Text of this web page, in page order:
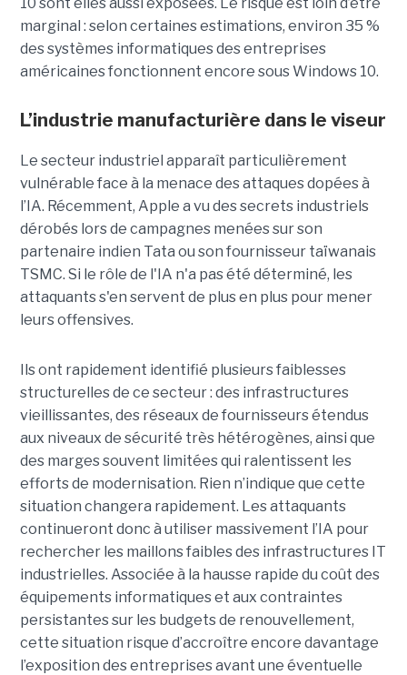
marginal : selon certaines estimations, environ 35 %
des systèmes informatiques des entreprises
américaines fonctionnent encore sous Windows 10.
L’industrie manufacturière dans le viseur
Le secteur industriel apparaît particulièrement
vulnérable face à la menace des attaques dopées à
l’IA. Récemment, Apple a vu des secrets industriels
dérobés lors de campagnes menées sur son
partenaire indien Tata ou son fournisseur taïwanais
TSMC. Si le rôle de l'IA n'a pas été déterminé, les
attaquants s'en servent de plus en plus pour mener
leurs offensives.
Ils ont rapidement identifié plusieurs faiblesses
structurelles de ce secteur : des infrastructures
vieillissantes, des réseaux de fournisseurs étendus
aux niveaux de sécurité très hétérogènes, ainsi que
des marges souvent limitées qui ralentissent les
efforts de modernisation. Rien n’indique que cette
situation changera rapidement. Les attaquants
continueront donc à utiliser massivement l’IA pour
rechercher les maillons faibles des infrastructures IT
industrielles. Associée à la hausse rapide du coût des
équipements informatiques et aux contraintes
persistantes sur les budgets de renouvellement,
cette situation risque d’accroître encore davantage
l’exposition des entreprises avant une éventuelle